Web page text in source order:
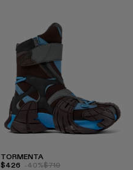
TORMENTA
$426 -40%$710